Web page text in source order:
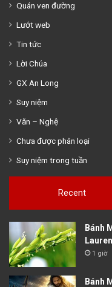
Quán ven đường
Lướt web
Tin tức
Lời Chúa
GX An Long
Suy niệm
Văn – Nghệ
Chưa được phân loại
Suy niệm trong tuần
Recent
Bánh
1 giờ
Bánh